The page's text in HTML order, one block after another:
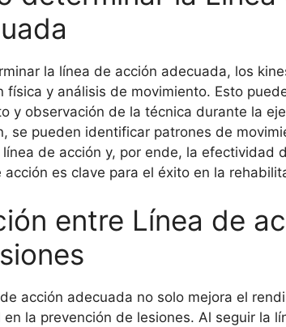
la línea de acción adecuada, los
física y análisis de movimiento. Esto
y observación de la técnica durante la
se pueden identificar patrones de
línea de acción y, por ende, la efectividad
acción es clave para el éxito en la
entre Línea de
acción adecuada no solo mejora el
en la prevención de lesiones. Al seguir la